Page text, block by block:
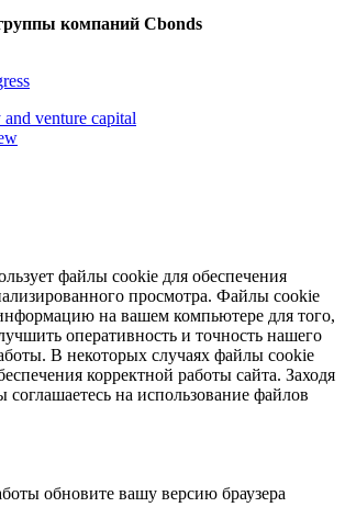
компаний Cbonds
venture capital
файлы cookie для обеспечения
просмотра. Файлы cookie
на вашем компьютере для того,
оперативность и точность нашего
В некоторых случаях файлы cookie
корректной работы сайта. Заходя
на использование файлов
обновите вашу версию браузера